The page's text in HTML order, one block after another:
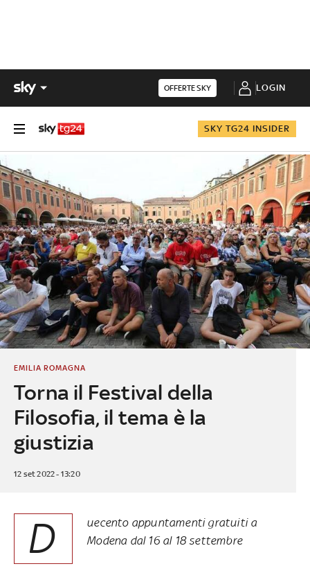
OFFERTE SKY LOGIN
SKY TG24 INSIDER
Torna il Festival della
Filosofia, il tema è la
giustizia
EMILIA ROMAGNA
12 set 2022 - 13:20
D
uecento appuntamenti gratuiti a
Modena dal 16 al 18 settembre